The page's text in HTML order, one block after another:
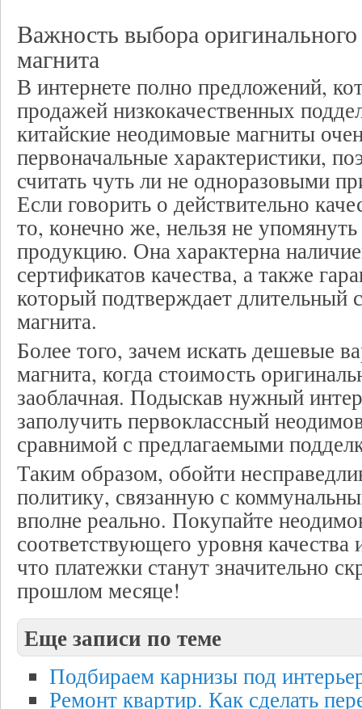
Важность выбора
магнита
В интернете полно предложений,
продажей низкокачественных
китайские неодимовые магниты
первоначальные характеристики,
считать чуть ли не одноразовыми
Если говорить о действительно
то, конечно же, нельзя не
продукцию. Она характерна
сертификатов качества, а также
который подтверждает длительный
магнита.
Более того, зачем искать дешевые
магнита, когда стоимость
заоблачная. Подыскав нужный
заполучить первоклассный
сравнимой с предлагаемыми
Таким образом, обойти
политику, связанную с
вполне реально. Покупайте
соответствующего уровня качества
что платежки станут значительно
прошлом месяце!
Еще записи по теме
Подбираем карнизы под
Ремонт квартир. Как сделать